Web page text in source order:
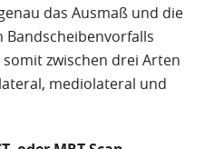
das Ausmaß und die
Bandscheibenvorfalls
zwischen drei Arten
mediolateral und